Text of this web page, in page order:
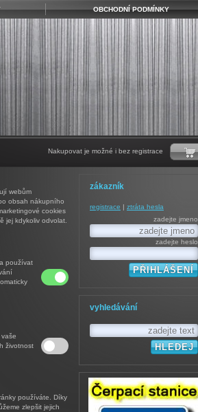
OBCHODNÍ PODMÍNKY
Nakupovat je možné i bez registrace
webům
obsah nákupního
cookies
jej kdykoliv odvolat.
používat
životnost
používáte. Díky
zlepšit jejich
zákazník
registrace
ztráta hesla
zadejte jmeno
zadejte heslo
vyhledávání